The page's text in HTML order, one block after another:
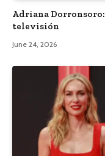
Adriana
televisión
June 24, 2026